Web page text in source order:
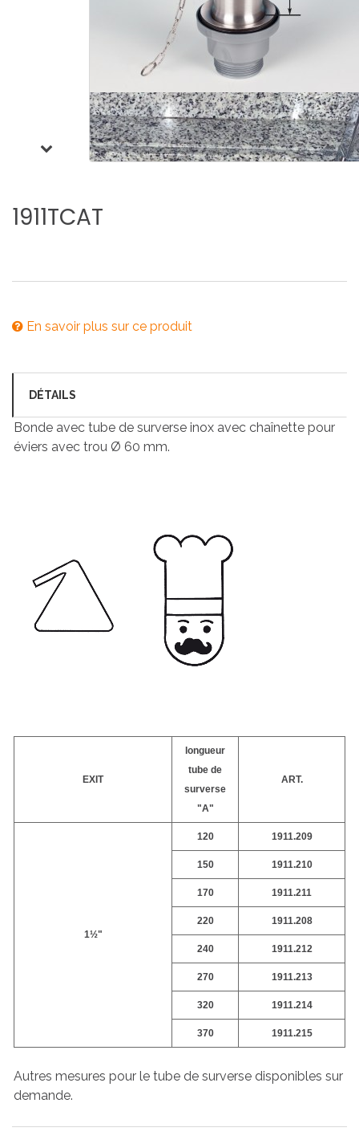
1911TCAT
En savoir plus sur ce produit
DÉTAILS
Bonde avec tube de surverse inox avec chaînette pour
éviers avec trou Ø 60 mm.
EXIT
longueur
tube de
surverse
"A"
ART.
1½"
120 1911.209
150 1911.210
170 1911.211
220 1911.208
240 1911.212
270 1911.213
320 1911.214
370 1911.215
Autres mesures pour le tube de surverse disponibles sur
demande.